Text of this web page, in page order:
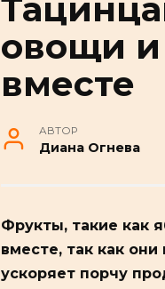
овощи и
вместе
АВТОР
Диана Огнева
Фрукты, такие как
вместе, так как
ускоряет порчу